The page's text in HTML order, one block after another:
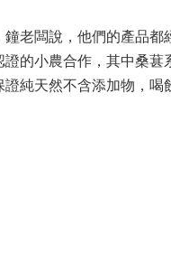
老闆說，他們的產品都
的小農合作，其中桑葚
純天然不含添加物，喝